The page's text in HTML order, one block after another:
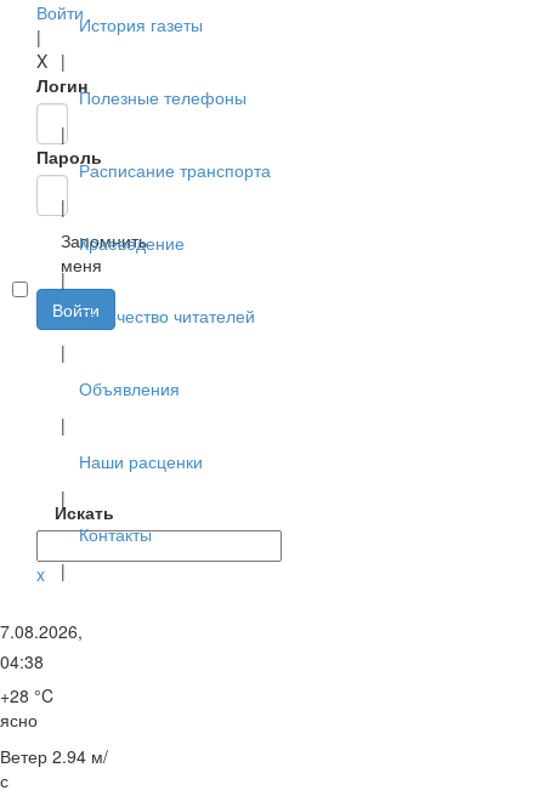
Войти
|
X
Логин
Пароль
Запомнить
меня
Войти
Искать
x
История газеты
|
Полезные телефоны
|
Расписание транспорта
|
Краеведение
|
Творчество читателей
|
Объявления
|
Наши расценки
|
Контакты
|
7.08.2026,
04:38
+28 °C
ясно
Ветер 2.94 м/
с